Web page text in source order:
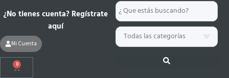
Search
...
¿No tienes cuenta? Regístrate
aquí
Mi Cuenta
0
Carrito